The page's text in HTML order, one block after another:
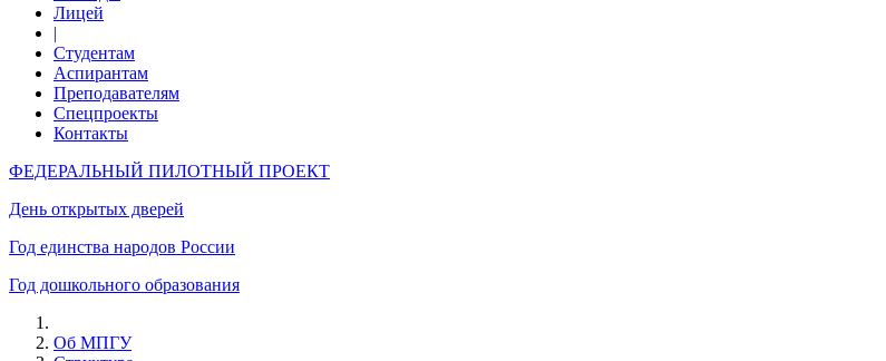
Лицей
|
Студентам
Аспирантам
Преподавателям
Спецпроекты
Контакты
ФЕДЕРАЛЬНЫЙ ПИЛОТНЫЙ ПРОЕКТ
День открытых дверей
Год единства народов России
Год дошкольного образования
Об МПГУ